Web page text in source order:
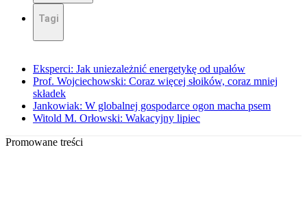
Tagi
Eksperci: Jak uniezależnić energetykę od upałów
Prof. Wojciechowski: Coraz więcej słoików, coraz mniej
składek
Jankowiak: W globalnej gospodarce ogon macha psem
Witold M. Orłowski: Wakacyjny lipiec
Promowane treści